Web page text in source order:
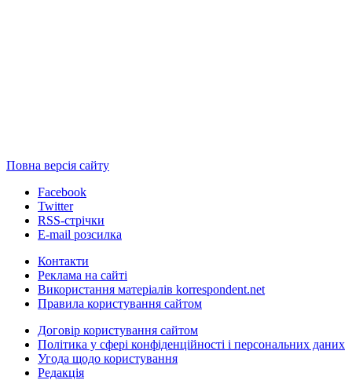
Повна версія сайту
Facebook
Twitter
RSS-стрічки
E-mail розсилка
Контакти
Реклама на сайті
Використання матеріалів korrespondent.net
Правила користування сайтом
Договір користування сайтом
Політика у сфері конфіденційності і персональних даних
Угода щодо користування
Редакція